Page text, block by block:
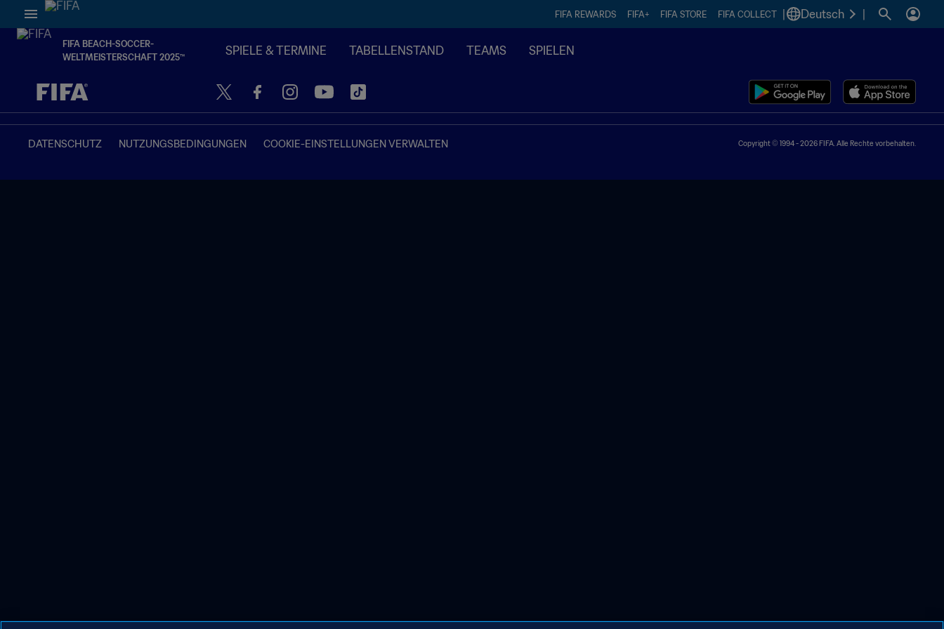
FIFA REWARDS FIFA+ FIFA STORE FIFA COLLECT Deutsch
FIFA BEACH-SOCCER-
WELTMEISTERSCHAFT 2025™
SPIELE & TERMINE TABELLENSTAND TEAMS SPIELEN
OFFEN – OFFEN
DATENSCHUTZ NUTZUNGSBEDINGUNGEN COOKIE-EINSTELLUNGEN VERWALTEN Copyright © 1994 - 2026 FIFA. Alle Rechte vorbehalten.